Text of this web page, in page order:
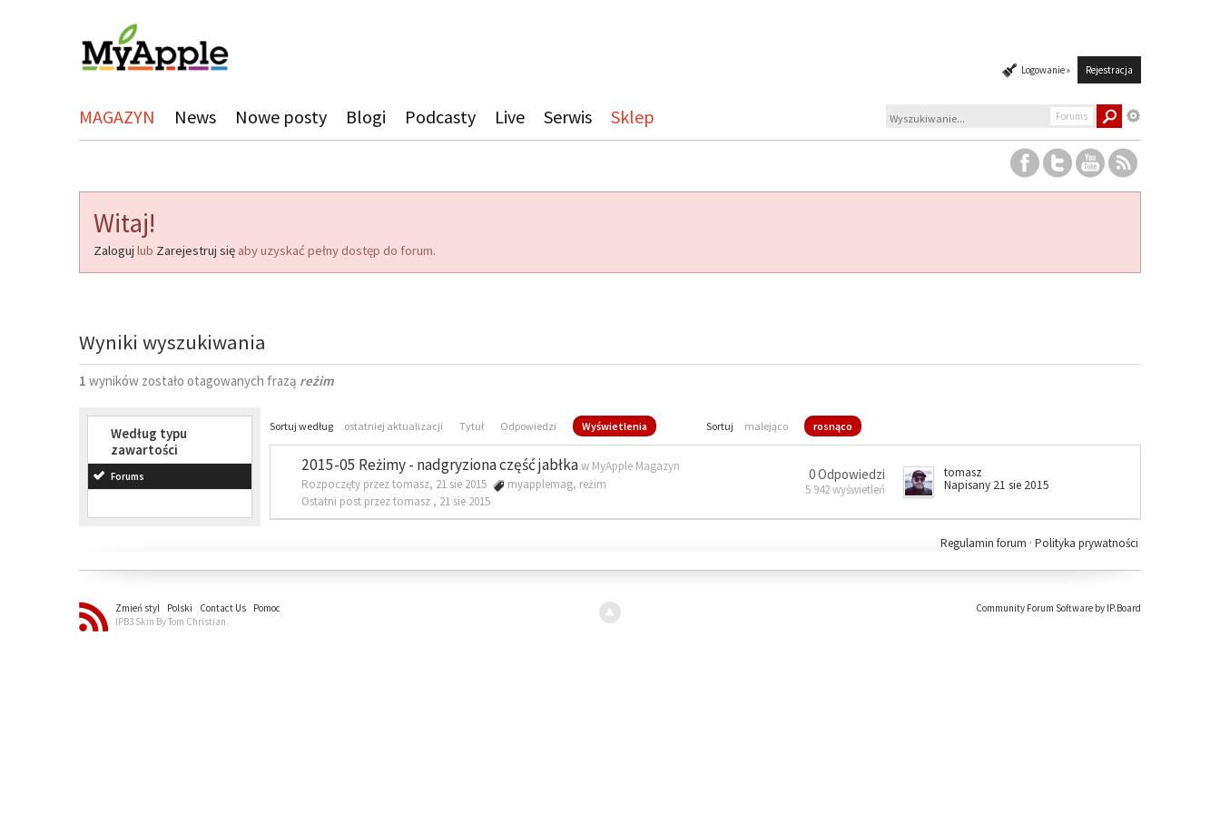
Logowanie » Rejestracja
MAGAZYN News Nowe posty Blogi Podcasty Live Serwis Sklep Forums
Witaj!
Zaloguj lub Zarejestruj się aby uzyskać pełny dostęp do forum.
Wyniki wyszukiwania
1 wyników zostało otagowanych frazą reżim
Według typu
zawartości
Forums
Sortuj według ostatniej aktualizacji Tytuł Odpowiedzi Wyświetlenia Sortuj malejąco rosnąco
2015-05 Reżimy - nadgryziona część jabłkaw MyApple Magazyn
Rozpoczęty przez tomasz, 21 sie 2015
myapplemag, reżim
Ostatni post przez tomasz , 21 sie 2015
0 Odpowiedzi
5 942 wyświetleń
tomasz
Napisany 21 sie 2015
Polityka prywatności
Regulamin forum ·
Zmień styl Polski Contact Us
Pomoc
IPB3 Skin By Tom Christian.
Community Forum Software by IP.Board